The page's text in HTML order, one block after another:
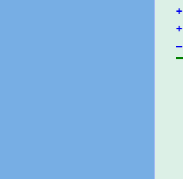
+
+
–